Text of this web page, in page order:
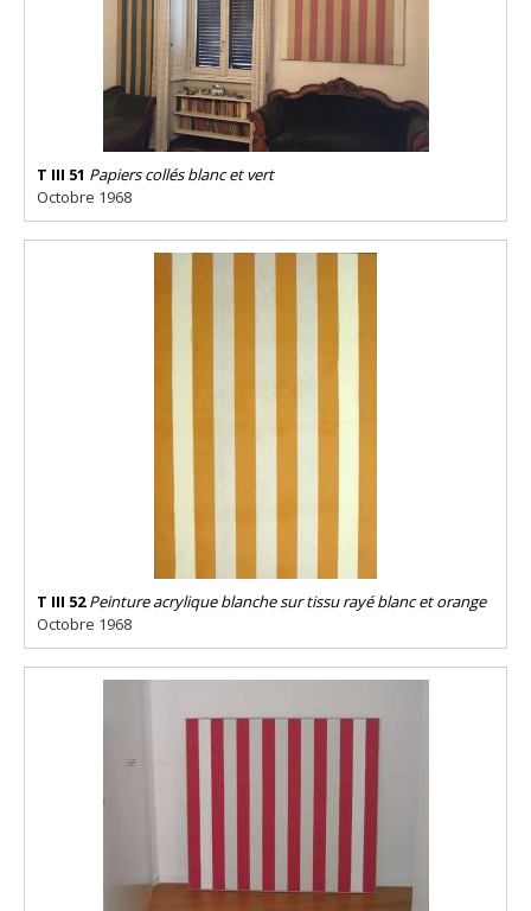
T III 51 Papiers collés blanc et vert
Octobre 1968
T III 52 Peinture acrylique blanche sur tissu rayé blanc et orange
Octobre 1968